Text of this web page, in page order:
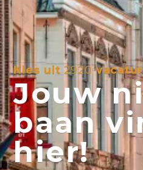
Kies uit2920
Jouw
baan
hier!